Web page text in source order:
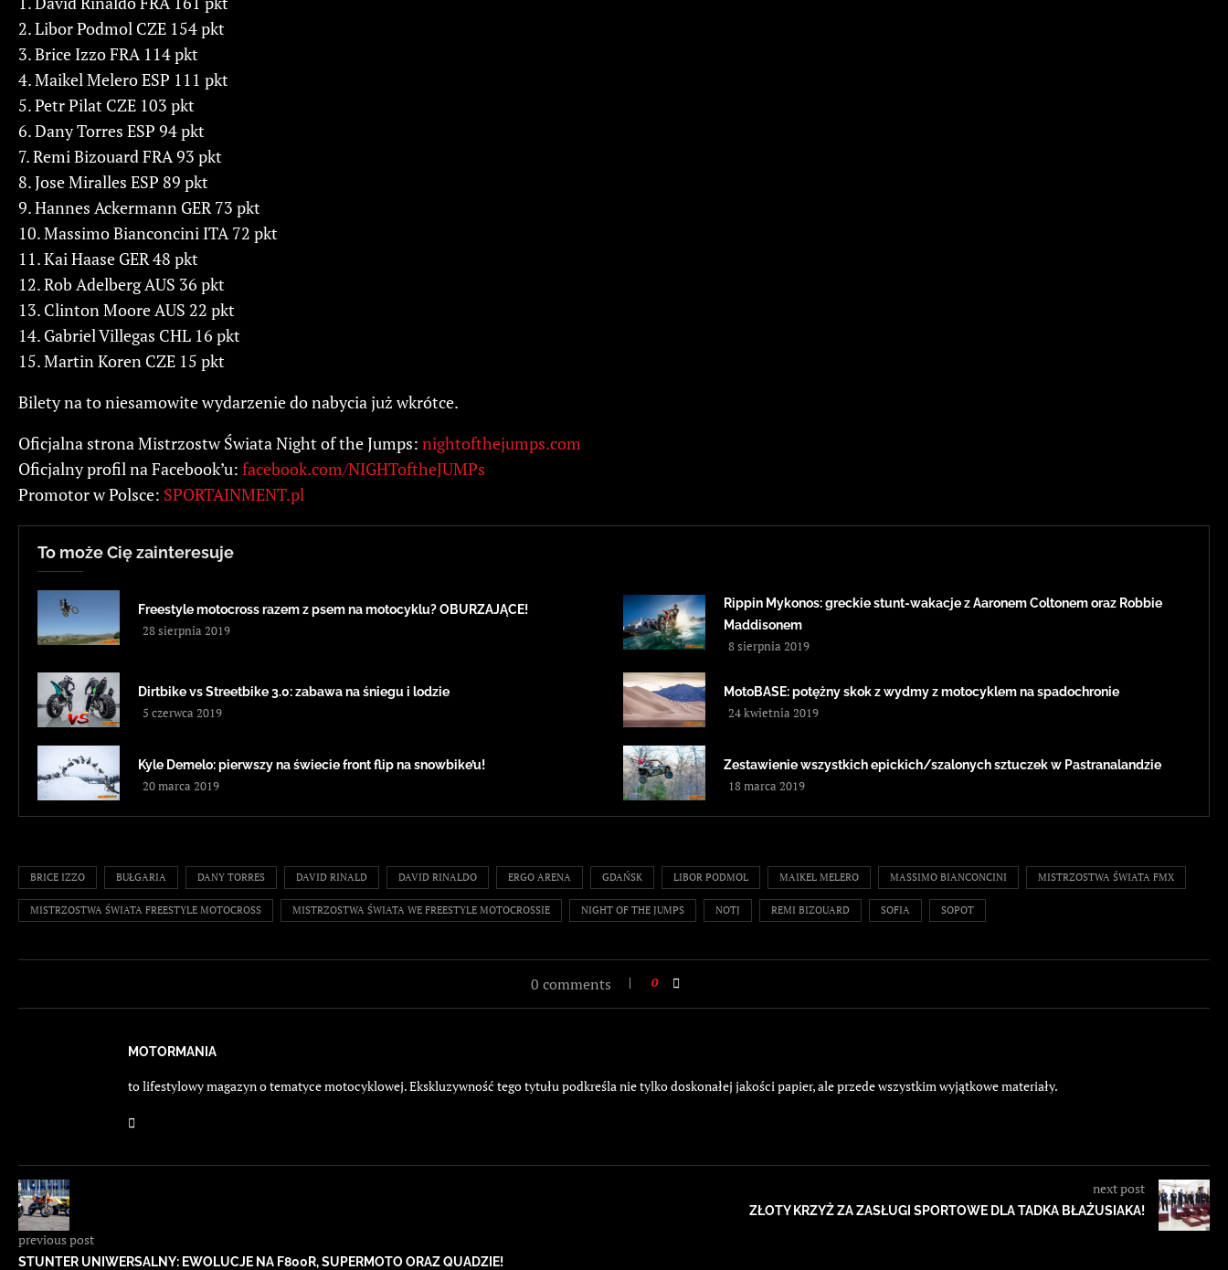
2. Libor Podmol CZE 154 pkt
3. Brice Izzo FRA 114 pkt
4. Maikel Melero ESP 111 pkt
5. Petr Pilat CZE 103 pkt
6. Dany Torres ESP 94 pkt
7. Remi Bizouard FRA 93 pkt
8. Jose Miralles ESP 89 pkt
9. Hannes Ackermann GER 73 pkt
10. Massimo Bianconcini ITA 72 pkt
11. Kai Haase GER 48 pkt
12. Rob Adelberg AUS 36 pkt
13. Clinton Moore AUS 22 pkt
14. Gabriel Villegas CHL 16 pkt
15. Martin Koren CZE 15 pkt
Bilety na to niesamowite wydarzenie do nabycia już wkrótce.
Oficjalna strona Mistrzostw Świata Night of the Jumps: nightofthejumps.com
Oficjalny profil na Facebook’u: facebook.com/NIGHToftheJUMPs
Promotor w Polsce: SPORTAINMENT.pl
To może Cię zainteresuje
Freestyle motocross razem z psem na motocyklu? OBURZAJĄCE!
28 sierpnia 2019
Rippin Mykonos: greckie stunt-wakacje z Aaronem Coltonem oraz Robbie
Maddisonem
8 sierpnia 2019
Dirtbike vs Streetbike 3.0: zabawa na śniegu i lodzie
5 czerwca 2019
MotoBASE: potężny skok z wydmy z motocyklem na spadochronie
24 kwietnia 2019
Kyle Demelo: pierwszy na świecie front flip na snowbike’u!
20 marca 2019
Zestawienie wszystkich epickich/szalonych sztuczek w Pastranalandzie
18 marca 2019
BRICE IZZO BUŁGARIA DANY TORRES DAVID RINALD DAVID RINALDO ERGO ARENA GDAŃSK LIBOR PODMOL MAIKEL MELERO MASSIMO BIANCONCINI MISTRZOSTWA ŚWIATA FMX
MISTRZOSTWA ŚWIATA FREESTYLE MOTOCROSS MISTRZOSTWA ŚWIATA WE FREESTYLE MOTOCROSSIE NIGHT OF THE JUMPS NOTJ REMI BIZOUARD SOFIA SOPOT
0 comments 0
MOTORMANIA
to lifestylowy magazyn o tematyce motocyklowej. Ekskluzywność tego tytułu podkreśla nie tylko doskonałej jakości papier, ale przede wszystkim wyjątkowe materiały.
previous post
STUNTER UNIWERSALNY: EWOLUCJE NA F800R, SUPERMOTO ORAZ QUADZIE!
next post
ZŁOTY KRZYŻ ZA ZASŁUGI SPORTOWE DLA TADKA BŁAŻUSIAKA!